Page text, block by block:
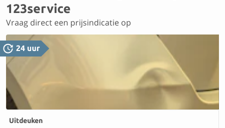
123service
Vraag direct een prijsindicatie op
Uitdeuken